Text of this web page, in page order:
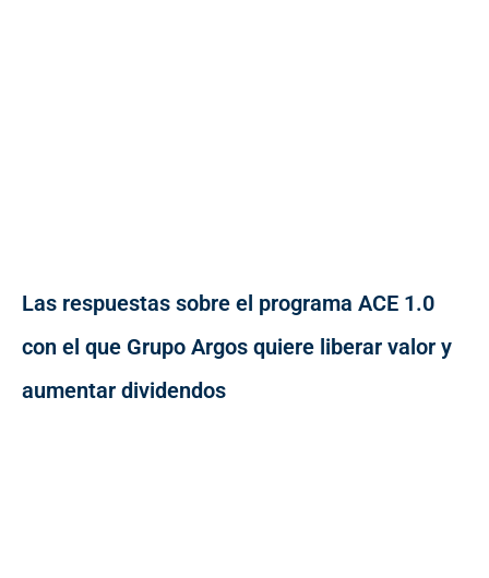
Las respuestas sobre el programa ACE 1.0
con el que Grupo Argos quiere liberar valor y
aumentar dividendos